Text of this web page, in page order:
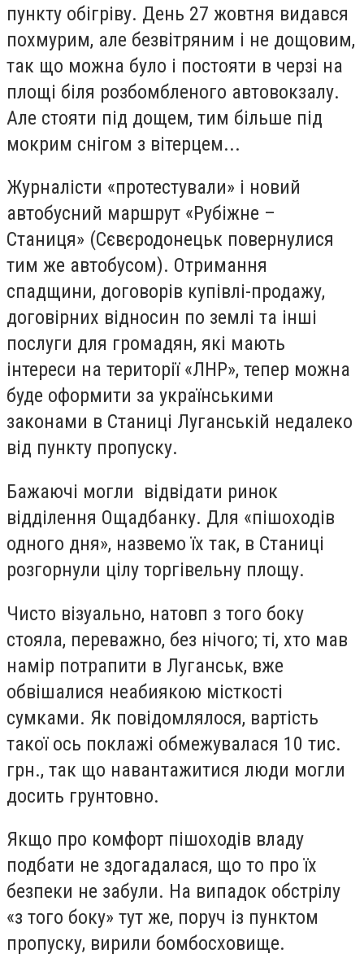
пункту обігріву. День 27 жовтня видався
похмурим, але безвітряним і не дощовим,
так що можна було і постояти в черзі на
площі біля розбомбленого автовокзалу.
Але стояти під дощем, тим більше під
мокрим снігом з вітерцем...
Журналісти «протестували» і новий
автобусний маршрут «Рубіжне –
Станиця» (Сєвєродонецьк повернулися
тим же автобусом). Отримання
спадщини, договорів купівлі-продажу,
договірних відносин по землі та інші
послуги для громадян, які мають
інтереси на території «ЛНР», тепер можна
буде оформити за українськими
законами в Станиці Луганській недалеко
від пункту пропуску.
Бажаючі могли відвідати ринок
відділення Ощадбанку. Для «пішоходів
одного дня», назвемо їх так, в Станиці
розгорнули цілу торгівельну площу.
Чисто візуально, натовп з того боку
стояла, переважно, без нічого; ті, хто мав
намір потрапити в Луганськ, вже
обвішалися неабиякою місткості
сумками. Як повідомлялося, вартість
такої ось поклажі обмежувалася 10 тис.
грн., так що навантажитися люди могли
досить грунтовно.
Якщо про комфорт пішоходів владу
подбати не здогадалася, що то про їх
безпеки не забули. На випадок обстрілу
«з того боку» тут же, поруч із пунктом
пропуску, вирили бомбосховище.